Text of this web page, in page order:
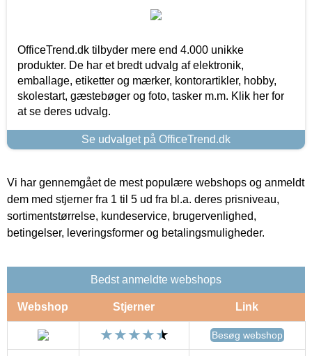
OfficeTrend.dk tilbyder mere end 4.000 unikke
produkter. De har et bredt udvalg af elektronik,
emballage, etiketter og mærker, kontorartikler, hobby,
skolestart, gæstebøger og foto, tasker m.m. Klik her for
at se deres udvalg.
Se udvalget på OfficeTrend.dk
Vi har gennemgået de mest populære webshops og anmeldt
dem med stjerner fra 1 til 5 ud fra bl.a. deres prisniveau,
sortimentstørrelse, kundeservice, brugervenlighed,
betingelser, leveringsformer og betalingsmuligheder.
Bedst anmeldte webshops
Webshop Stjerner Link
Besøg webshop